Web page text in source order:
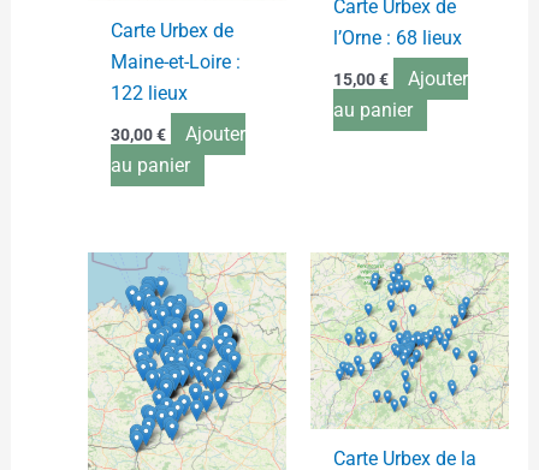
Carte Urbex de
Maine-et-Loire :
122 lieux
30,00€
Ajouter
au panier
Carte Urbex de
l’Orne : 68 lieux
15,00€
Ajouter
au panier
Carte Urbex de la